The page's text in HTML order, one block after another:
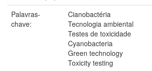
Palavras-
chave:
Cianobactéria
Tecnologia ambiental
Testes de toxicidade
Cyanobacteria
Green technology
Toxicity testing